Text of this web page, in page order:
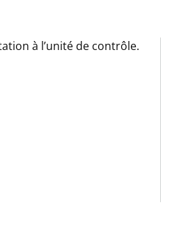
à l’unité de contrôle.